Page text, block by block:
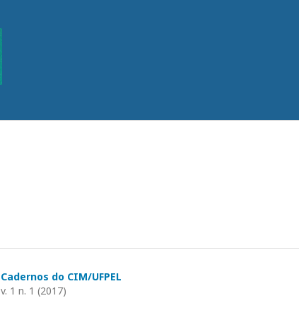
Cadernos do CIM/UFPEL
v. 1 n. 1 (2017)